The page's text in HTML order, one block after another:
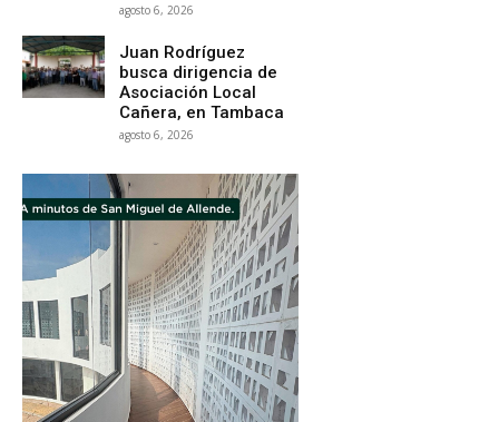
agosto 6, 2026
Juan Rodríguez
busca dirigencia de
Asociación Local
Cañera, en Tambaca
agosto 6, 2026